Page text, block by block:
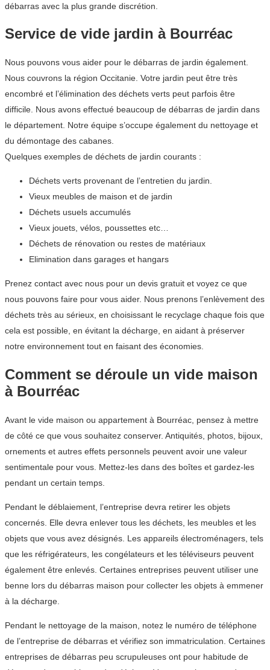
débarras avec la plus grande discrétion.
Service de vide jardin à Bourréac
Nous pouvons vous aider pour le débarras de jardin également.
Nous couvrons la région Occitanie. Votre jardin peut être très
encombré et l’élimination des déchets verts peut parfois être
difficile. Nous avons effectué beaucoup de débarras de jardin dans
le département. Notre équipe s’occupe également du nettoyage et
du démontage des cabanes.
Quelques exemples de déchets de jardin courants :
Déchets verts provenant de l’entretien du jardin.
Vieux meubles de maison et de jardin
Déchets usuels accumulés
Vieux jouets, vélos, poussettes etc…
Déchets de rénovation ou restes de matériaux
Elimination dans garages et hangars
Prenez contact avec nous pour un devis gratuit et voyez ce que
nous pouvons faire pour vous aider. Nous prenons l’enlèvement des
déchets très au sérieux, en choisissant le recyclage chaque fois que
cela est possible, en évitant la décharge, en aidant à préserver
notre environnement tout en faisant des économies.
Comment se déroule un vide maison
à Bourréac
Avant le vide maison ou appartement à Bourréac, pensez à mettre
de côté ce que vous souhaitez conserver. Antiquités, photos, bijoux,
ornements et autres effets personnels peuvent avoir une valeur
sentimentale pour vous. Mettez-les dans des boîtes et gardez-les
pendant un certain temps.
Pendant le déblaiement, l’entreprise devra retirer les objets
concernés. Elle devra enlever tous les déchets, les meubles et les
objets que vous avez désignés. Les appareils électroménagers, tels
que les réfrigérateurs, les congélateurs et les téléviseurs peuvent
également être enlevés. Certaines entreprises peuvent utiliser une
benne lors du débarras maison pour collecter les objets à emmener
à la décharge.
Pendant le nettoyage de la maison, notez le numéro de téléphone
de l’entreprise de débarras et vérifiez son immatriculation. Certaines
entreprises de débarras peu scrupuleuses ont pour habitude de